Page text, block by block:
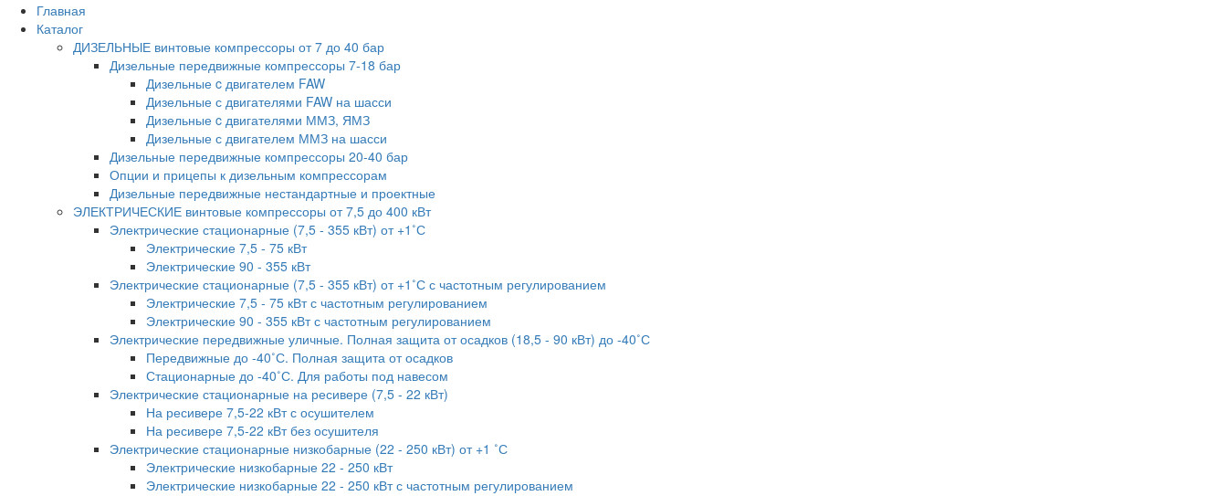
Главная
Каталог
ДИЗЕЛЬНЫЕ винтовые компрессоры от 7 до 40 бар
Дизельные передвижные компрессоры 7-18 бар
Дизельные c двигателем FAW
Дизельные с двигателями FAW на шасси
Дизельные c двигателями ММЗ, ЯМЗ
Дизельные с двигателем ММЗ на шасси
Дизельные передвижные компрессоры 20-40 бар
Опции и прицепы к дизельным компрессорам
Дизельные передвижные нестандартные и проектные
ЭЛЕКТРИЧЕСКИЕ винтовые компрессоры от 7,5 до 400 кВт
Электрические стационарные (7,5 - 355 кВт) от +1˚С
Электрические 7,5 - 75 кВт
Электрические 90 - 355 кВт
Электрические стационарные (7,5 - 355 кВт) от +1˚С с частотным регулированием
Электрические 7,5 - 75 кВт с частотным регулированием
Электрические 90 - 355 кВт с частотным регулированием
Электрические передвижные уличные. Полная защита от осадков (18,5 - 90 кВт) до -40˚С
Передвижные до -40˚С. Полная защита от осадков
Стационарные до -40˚С. Для работы под навесом
Электрические стационарные на ресивере (7,5 - 22 кВт)
На ресивере 7,5-22 кВт с осушителем
На ресивере 7,5-22 кВт без осушителя
Электрические стационарные низкобарные (22 - 250 кВт) от +1 ˚С
Электрические низкобарные 22 - 250 кВт
Электрические низкобарные 22 - 250 кВт с частотным регулированием